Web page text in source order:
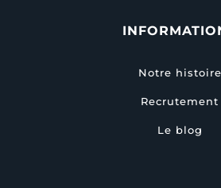
Notre histoire
Recrutement
Le blog